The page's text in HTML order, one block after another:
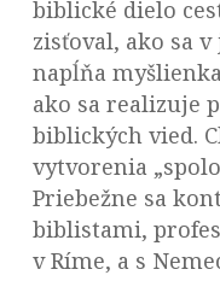
biblické dielo
zisťoval, ako sa
napĺňa
ako sa realizuje
biblických vied.
vytvorenia
Priebežne sa
biblistami,
v Ríme, a s